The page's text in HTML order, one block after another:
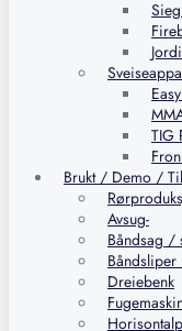
TIG
Brukt / Demo /
Avsug-
Båndsag /
Dreiebenk